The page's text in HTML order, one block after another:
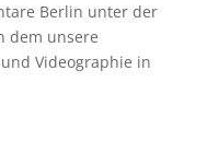
Berlin unter der
dem unsere
Videographie in